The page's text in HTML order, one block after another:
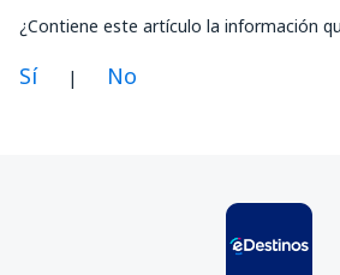
¿Contiene este artículo la información
Sí | No
Contiene información incorrecta
No profundiza en el tema